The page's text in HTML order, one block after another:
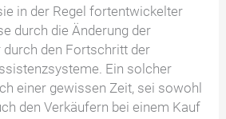
in der Regel fortentwickelter
durch die Änderung der
den Fortschritt der
Ein solcher
einer gewissen Zeit, sei sowohl
den Verkäufern bei einem Kauf